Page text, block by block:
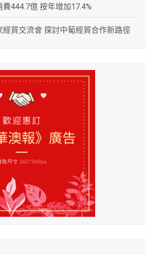
444.7億 按年增加17.4%
經貿交流會 探討中葡經貿合作新路徑